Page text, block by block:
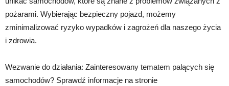
pożarami. Wybierając bezpieczny pojazd, możemy
zminimalizować ryzyko wypadków i zagrożeń dla naszego życia
i zdrowia.
Wezwanie do działania: Zainteresowany tematem palących się
samochodów? Sprawdź informacje na stronie